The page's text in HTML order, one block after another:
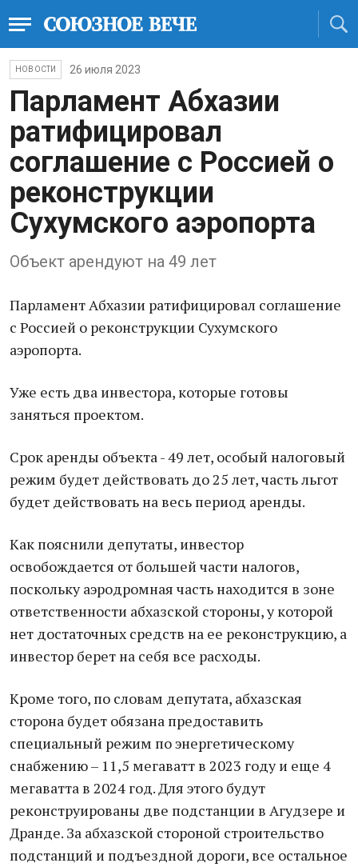
НОВОСТИ 26 июля 2023
Парламент Абхазии
ратифицировал
соглашение с Россией о
реконструкции
Сухумского аэропорта
Объект арендуют на 49 лет
Парламент Абхазии ратифицировал соглашение
с Россией о реконструкции Сухумского
аэропорта.
Уже есть два инвестора, которые готовы
заняться проектом.
Срок аренды объекта - 49 лет, особый налоговый
режим будет действовать до 25 лет, часть льгот
будет действовать на весь период аренды.
Как пояснили депутаты, инвестор
освобождается от большей части налогов,
поскольку аэродромная часть находится в зоне
ответственности абхазской стороны, у которой
нет достаточных средств на ее реконструкцию, а
инвестор берет на себя все расходы.
Кроме того, по словам депутата, абхазская
сторона будет обязана предоставить
специальный режим по энергетическому
снабжению – 11,5 мегаватт в 2023 году и еще 4
мегаватта в 2024 год. Для этого будут
реконструированы две подстанции в Агудзере и
Дранде. За абхазской стороной строительство
подстанций и подъездной дороги, все остальное